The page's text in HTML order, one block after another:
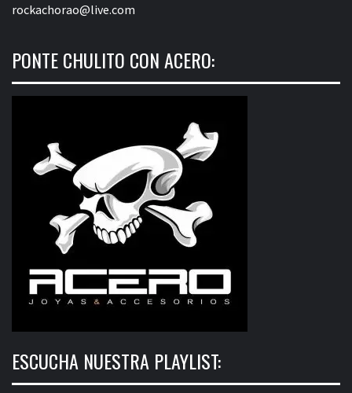
rockachorao@live.com
PONTE CHULITO CON ACERO:
ESCUCHA NUESTRA PLAYLIST: